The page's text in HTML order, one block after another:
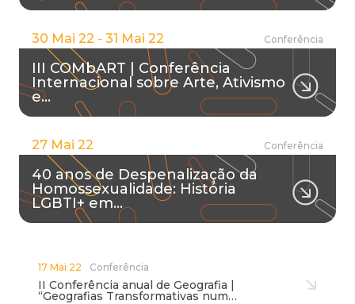
30 Mai 22 - 31 Mai 22 Conferência
III COMbART | Conferência
Internacional sobre Arte, Ativismo
e…
27 Mai 22 Conferência
40 anos de Despenalização da
Homossexualidade: História
LGBTI+ em…
17 Mai 22 Conferência
II Conferência anual de Geografia |
“Geografias Transformativas num…